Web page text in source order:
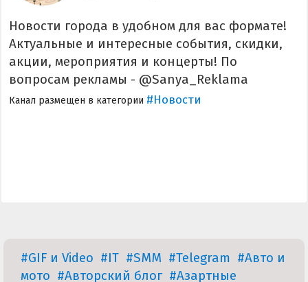
Новости города в удобном для вас формате!
Актуальные и интересные события, скидки,
акции, мероприятия и концерты! По
вопросам рекламы - @Sanya_Reklama
Канал размещен в категории #Новости
#GIF и Video #IT #SMM #Telegram #Авто и
мото #Авторский блог #Азартные